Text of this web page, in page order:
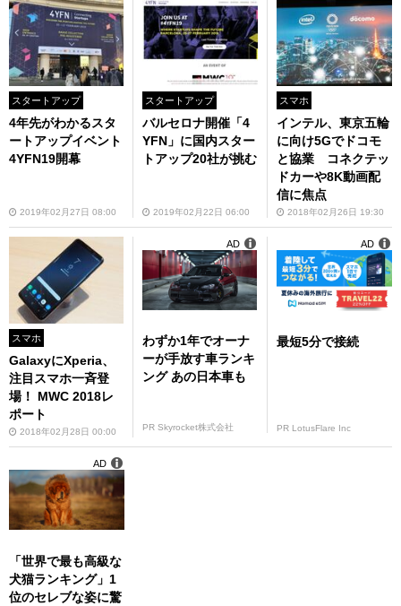
スタートアップ
4年先がわかるスタ
ートアップイベント
4YFN19開幕
2019年02月27日 08:00
スタートアップ
バルセロナ開催「4
YFN」に国内スター
トアップ20社が挑む
2019年02月22日 06:00
スマホ
インテル、東京五輪
に向け5Gでドコモ
と協業 コネクテッ
ドカーや8K動画配
信に焦点
2018年02月26日 19:30
スマホ
GalaxyにXperia、
注目スマホ一斉登
場！ MWC 2018レ
ポート
2018年02月28日 00:00
わずか1年でオーナ
ーが手放す車ランキ
ング あの日本車も
PR Skyrocket株式会社
AD
最短5分で接続
PR LotusFlare Inc
AD
「世界で最も高級な
犬猫ランキング」1
位のセレブな姿に驚
AD